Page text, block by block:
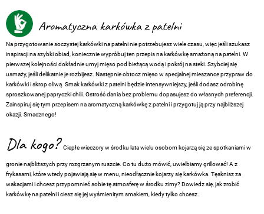
Aromatyczna karkówka z patelni
Na przygotowanie soczystej karkówki na patelni nie potrzebujesz wiele czasu, więc jeśli szukasz
inspiracji na szybki obiad, koniecznie wypróbuj ten przepis na karkówkę smażoną na patelni. W
pierwszej kolejności dokładnie umyj mięso pod bieżącą wodą i pokrój na steki. Szybciej się
usmaży, jeśli delikatnie je rozbijesz. Następnie obtocz mięso w specjalnej mieszance przypraw do
karkówki i skrop oliwą. Smak karkówki z patelni będzie intensywniejszy, jeśli dodasz odrobinę
sproszkowanej papryczki chili. Ostrość dania bez problemu dopasujesz do własnych preferencji.
Zainspiruj się tym przepisem na aromatyczną karkówkę z patelni i przygotuj ją przy najbliższej
okazji. Smacznego!
Dla kogo?Ciepłe wieczory w środku lata wielu osobom kojarzą się ze spotkaniami w
gronie najbliższych przy rozgrzanym ruszcie. Co tu dużo mówić, uwielbiamy grillować! A z
frykasami, które wtedy pojawiają się w menu, nieodłącznie kojarzy się karkówka. Tęsknisz za
wakacjami i chcesz przypomnieć sobie tę atmosferę w środku zimy? Dowiedz się, jak zrobić
karkówkę na patelni i ciesz się jej wyśmienitym smakiem, kiedy tylko chcesz.